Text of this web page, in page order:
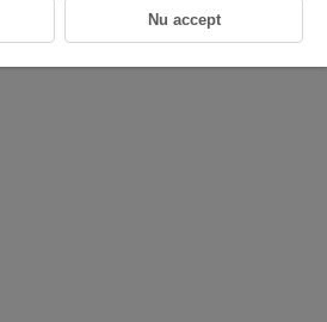
Nu accept